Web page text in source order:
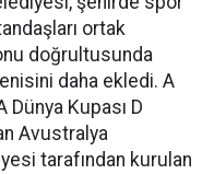
ortak
doğrultusunda
daha ekledi. A
Dünya Kupası D
Avustralya
tarafından kurulan